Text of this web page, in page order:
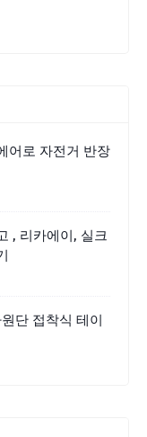
어로 자전거 반장
, 리카에이, 실크
단 접착식 테이